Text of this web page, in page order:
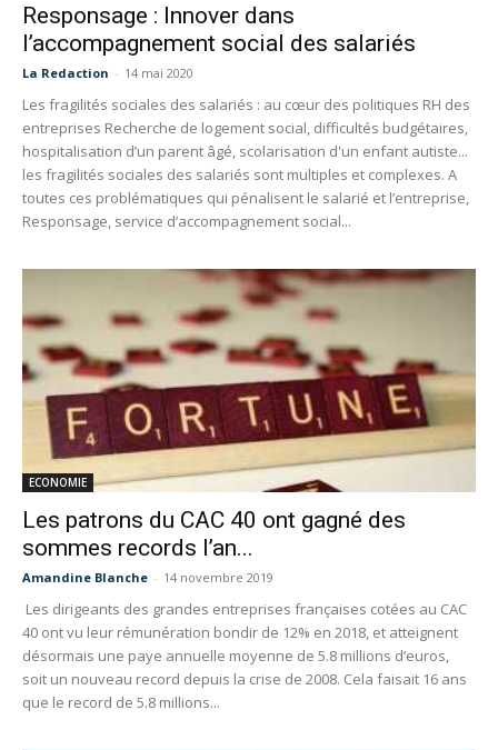
Responsage : Innover dans
l’accompagnement social des salariés
La Redaction - 14 mai 2020
Les fragilités sociales des salariés : au cœur des politiques RH des
entreprises Recherche de logement social, difficultés budgétaires,
hospitalisation d’un parent âgé, scolarisation d'un enfant autiste...
les fragilités sociales des salariés sont multiples et complexes. A
toutes ces problématiques qui pénalisent le salarié et l’entreprise,
Responsage, service d’accompagnement social...
ECONOMIE
Les patrons du CAC 40 ont gagné des
sommes records l’an...
Amandine Blanche - 14 novembre 2019
Les dirigeants des grandes entreprises françaises cotées au CAC
40 ont vu leur rémunération bondir de 12% en 2018, et atteignent
désormais une paye annuelle moyenne de 5.8 millions d’euros,
soit un nouveau record depuis la crise de 2008. Cela faisait 16 ans
que le record de 5.8 millions...